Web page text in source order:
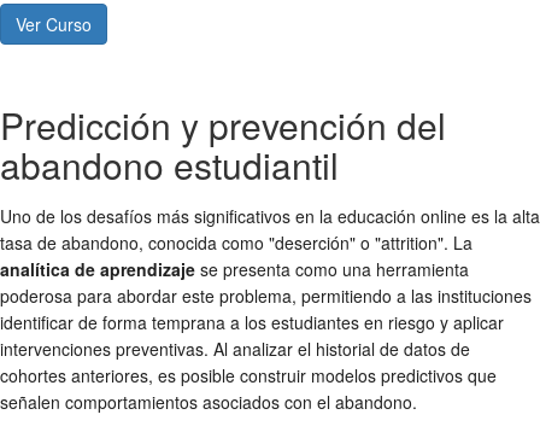
Ver Curso
Predicción y prevención del
abandono estudiantil
Uno de los desafíos más significativos en la educación online es la alta
tasa de abandono, conocida como "deserción" o "attrition". La
analítica de aprendizaje se presenta como una herramienta
poderosa para abordar este problema, permitiendo a las instituciones
identificar de forma temprana a los estudiantes en riesgo y aplicar
intervenciones preventivas. Al analizar el historial de datos de
cohortes anteriores, es posible construir modelos predictivos que
señalen comportamientos asociados con el abandono.